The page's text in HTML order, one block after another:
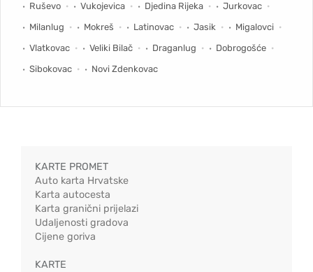
Ruševo
Vukojevica Djedina Rijeka
Jurkovac
Milanlug
Mokreš Latinovac Jasik
Migalovci
Vlatkovac
Veliki Bilač Draganlug
Dobrogošće
Sibokovac
Novi Zdenkovac
KARTE PROMET
Auto karta Hrvatske
Karta autocesta
Karta granični prijelazi
Udaljenosti gradova
Cijene goriva
KARTE